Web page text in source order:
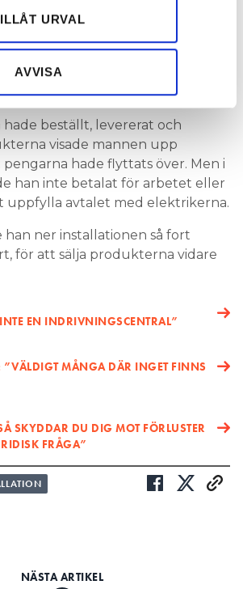
kombinera informationen med annan
använt deras tjänster.
URVAL
AVVISA
hade mannen satt i system att
Vid varje tillfälle rörde det sig
produkter, bland annat AI-
beställt, levererat och
visade mannen upp
hade flyttats över. Men i
han inte betalat för arbetet eller
uppfylla avtalet med elektrikerna.
ner installationen så fort
för att sälja produkterna vidare
EN INDRIVNINGSCENTRAL”
MÅNGA DÄR INGET FINNS
SKYDDAR DU DIG MOT FÖRLUSTER
FRÅGA”